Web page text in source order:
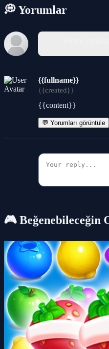
💭 Yorumlar
{{fullname}}
{{created}}
{{content}}
💬 Yorumları görüntüle
🎮 Beğenebileceğin